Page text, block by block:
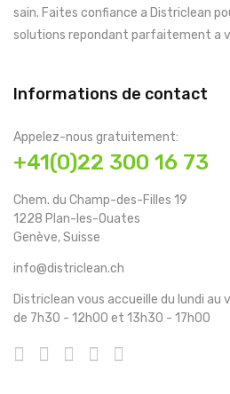
sain. Faites confiance a Districlean
solutions repondant parfaitement a
Informations de contact
Appelez-nous gratuitement:
+41(0)22 300 16 73
Chem. du Champ-des-Filles 19
1228 Plan-les-Ouates
Genève, Suisse
info@districlean.ch
Districlean vous accueille du lundi au
de 7h30 - 12h00 et 13h30 - 17h00